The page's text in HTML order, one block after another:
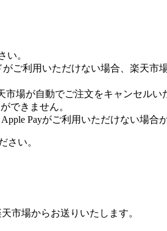
い。
ご利用いただけない場合、楽天
場が自動でご注文をキャンセルい
できません。
Payがご利用いただけない場合
さい。
市場からお送りいたします。